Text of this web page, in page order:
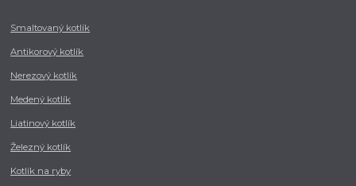
Smaltovaný kotlík
Antikorový kotlík
Nerezový kotlík
Medený kotlík
Liatinový kotlík
Železný kotlík
Kotlík na ryby